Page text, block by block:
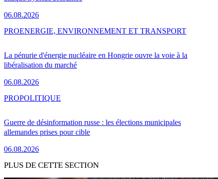
06.08.2026
La pénurie d'énergie nucléaire en Hongrie ouvre la voie à la
libéralisation du marché
06.08.2026
PROENERGIE, ENVIRONNEMENT ET TRANSPORT
Guerre de désinformation russe : les élections municipales
allemandes prises pour cible
06.08.2026
PROPOLITIQUE
PLUS DE CETTE SECTION